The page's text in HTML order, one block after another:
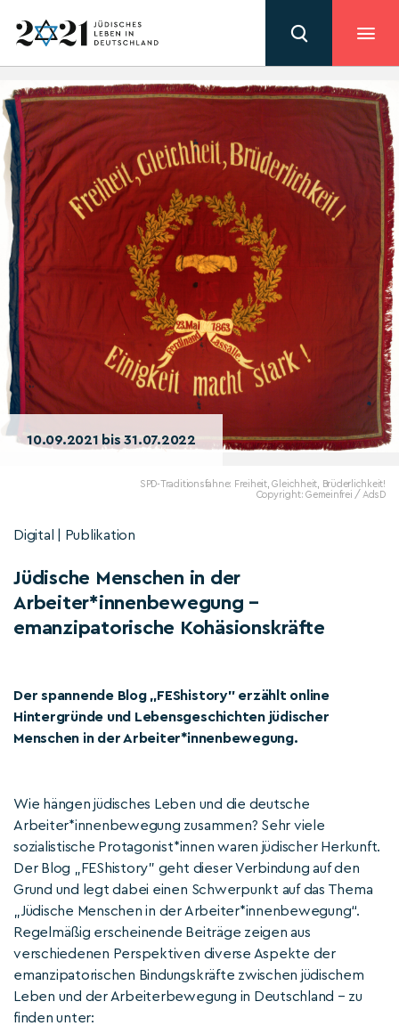
10.09.2021 bis 31.07.2022
SPD-Traditionsfahne: Freiheit, Gleichheit, Brüderlichkeit!
Copyright: Gemeinfrei / AdsD
Digital | Publikation
Jüdische Menschen in der
Arbeiter*innenbewegung –
emanzipatorische Kohäsionskräfte
Der spannende Blog „FEShistory” erzählt online
Hintergründe und Lebensgeschichten jüdischer
Menschen in der Arbeiter*innenbewegung.
Wie hängen jüdisches Leben und die deutsche
Arbeiter*innenbewegung zusammen? Sehr viele
sozialistische Protagonist*innen waren jüdischer Herkunft.
Der Blog „FEShistory” geht dieser Verbindung auf den
Grund und legt dabei einen Schwerpunkt auf das Thema
„Jüdische Menschen in der Arbeiter*innenbewegung“.
Regelmäßig erscheinende Beiträge zeigen aus
verschiedenen Perspektiven diverse Aspekte der
emanzipatorischen Bindungskräfte zwischen jüdischem
Leben und der Arbeiterbewegung in Deutschland – zu
finden unter: